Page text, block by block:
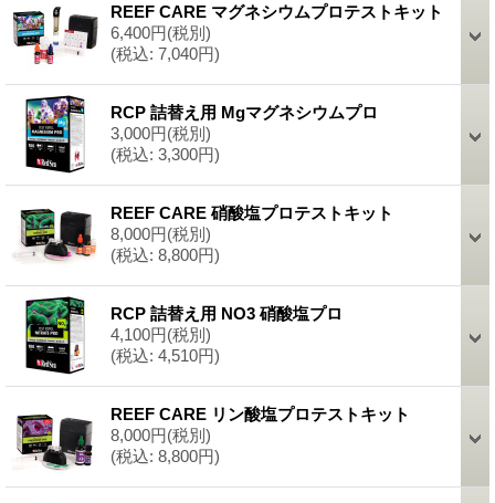
REEF CARE マグネシウムプロテストキット
6,400円(税別)
(税込: 7,040円)
RCP 詰替え用 Mgマグネシウムプロ
3,000円(税別)
(税込: 3,300円)
REEF CARE 硝酸塩プロテストキット
8,000円(税別)
(税込: 8,800円)
RCP 詰替え用 NO3 硝酸塩プロ
4,100円(税別)
(税込: 4,510円)
REEF CARE リン酸塩プロテストキット
8,000円(税別)
(税込: 8,800円)